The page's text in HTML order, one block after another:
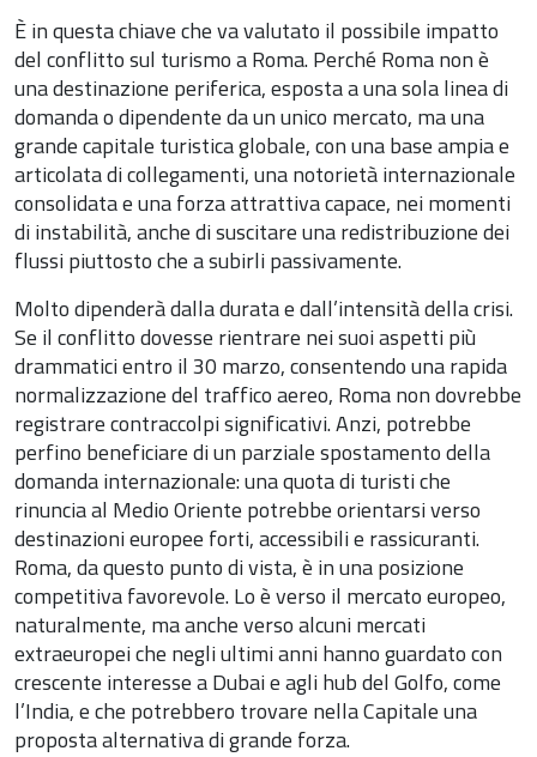
È in questa chiave che va valutato il possibile impatto
del conflitto sul turismo a Roma. Perché Roma non è
una destinazione periferica, esposta a una sola linea di
domanda o dipendente da un unico mercato, ma una
grande capitale turistica globale, con una base ampia e
articolata di collegamenti, una notorietà internazionale
consolidata e una forza attrattiva capace, nei momenti
di instabilità, anche di suscitare una redistribuzione dei
flussi piuttosto che a subirli passivamente.
Molto dipenderà dalla durata e dall’intensità della crisi.
Se il conflitto dovesse rientrare nei suoi aspetti più
drammatici entro il 30 marzo, consentendo una rapida
normalizzazione del traffico aereo, Roma non dovrebbe
registrare contraccolpi significativi. Anzi, potrebbe
perfino beneficiare di un parziale spostamento della
domanda internazionale: una quota di turisti che
rinuncia al Medio Oriente potrebbe orientarsi verso
destinazioni europee forti, accessibili e rassicuranti.
Roma, da questo punto di vista, è in una posizione
competitiva favorevole. Lo è verso il mercato europeo,
naturalmente, ma anche verso alcuni mercati
extraeuropei che negli ultimi anni hanno guardato con
crescente interesse a Dubai e agli hub del Golfo, come
l’India, e che potrebbero trovare nella Capitale una
proposta alternativa di grande forza.